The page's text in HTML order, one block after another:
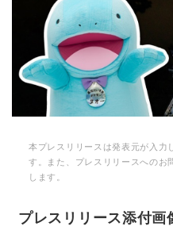
本プレスリリースは発表元が入力
す。また、プレスリリースへのお
します。
プレスリリース添付画